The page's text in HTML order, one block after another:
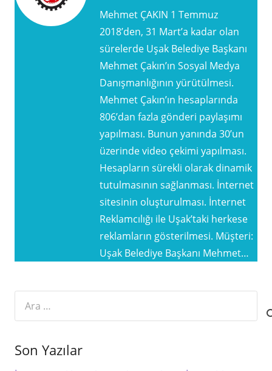
Mehmet ÇAKIN 1 Temmuz
2018’den, 31 Mart’a kadar olan
sürelerde Uşak Belediye Başkanı
Mehmet Çakın’ın Sosyal Medya
Danışmanlığının yürütülmesi.
Mehmet Çakın’ın hesaplarında
806’dan fazla gönderi paylaşımı
yapılması. Bunun yanında 30’un
üzerinde video çekimi yapılması.
Hesapların sürekli olarak dinamik
tutulmasının sağlanması. İnternet
sitesinin oluşturulması. İnternet
Reklamcılığı ile Uşak’taki herkese
reklamların gösterilmesi. Müşteri:
Uşak Belediye Başkanı Mehmet…
Son Yazılar